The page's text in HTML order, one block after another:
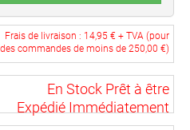
Frais de livraison : 14,95 € + TVA (pour
des commandes de moins de 250,00 €)
En Stock Prêt à être
Expédié Immédiatement